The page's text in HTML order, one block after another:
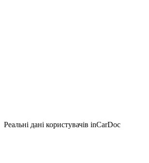
Реальні дані користувачів inCarDoc